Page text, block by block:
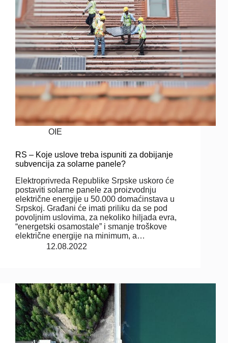
OIE
RS – Koje uslove treba ispuniti za dobijanje
subvencija za solarne panele?
Elektroprivreda Republike Srpske uskoro će
postaviti solarne panele za proizvodnju
električne energije u 50.000 domaćinstava u
Srpskoj. Građani će imati priliku da se pod
povoljnim uslovima, za nekoliko hiljada evra,
“energetski osamostale” i smanje troškove
električne energije na minimum, a…
12.08.2022